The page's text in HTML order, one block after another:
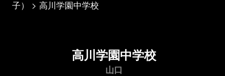
子）
高川学園中学校
高川学園中学校
山口